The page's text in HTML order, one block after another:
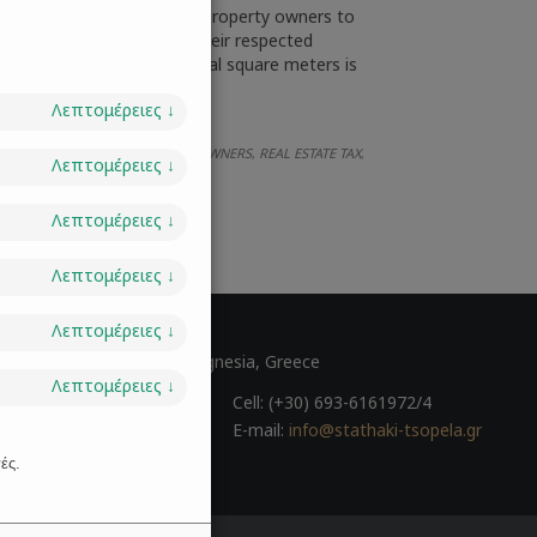
a provision that allows property owners to
of ​​their properties at their respected
fines. Declaring the actual square meters is
PROPERTY OWNERS, REAL ESTATE TAX,
45, Volos 38221, Magnesia, Greece
24210-30131
Cell: (+30) 693-6161972/4
E-mail: info@stathaki-tsopela.gr
Λεπτομέρειες ↓
Λεπτομέρειες ↓
Λεπτομέρειες ↓
Λεπτομέρειες ↓
Λεπτομέρειες ↓
Λεπτομέρειες ↓